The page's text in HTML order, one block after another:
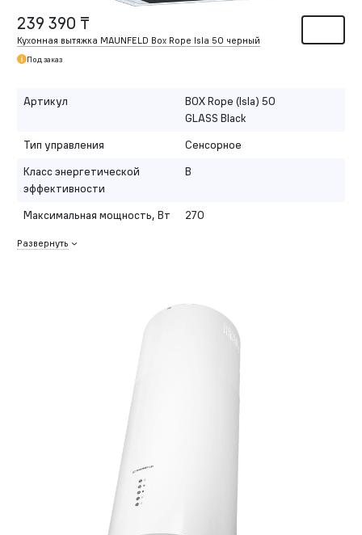
239 390 ₸
Кухонная вытяжка MAUNFELD Box Rope Isla 50 черный
Под заказ
Артикул
BOX Rope (Isla) 50
GLASS Black
Тип управления
Сенсорное
Класс энергетической
эффективности
B
Максимальная мощность, Вт 270
Развернуть